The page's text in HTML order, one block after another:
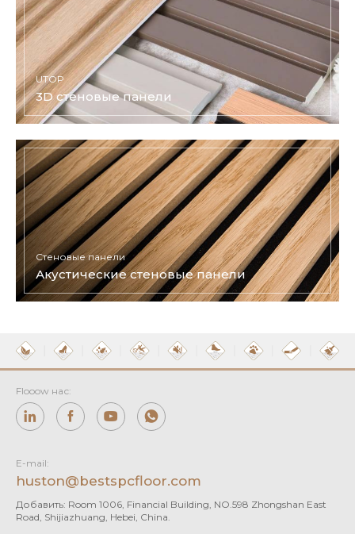
UTOP
3D стеновые панели
Стеновые панели
Акустические стеновые панели
Flooow нас:
E-mail:
huston@bestspcfloor.com
Добавить: Room 1006, Financial Building, NO.598 Zhongshan East
Road, Shijiazhuang, Hebei, China.